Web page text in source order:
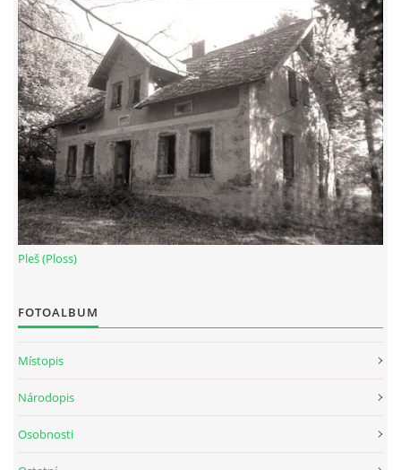
Pleš (Ploss)
FOTOALBUM
Místopis
Národopis
Osobnosti